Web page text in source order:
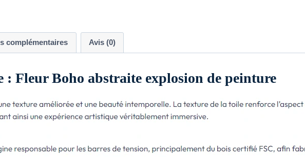
complémentaires Avis (0)
: Fleur Boho abstraite explosion de peinture